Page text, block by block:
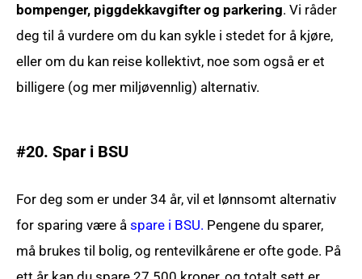
bompenger, piggdekkavgifter og parkering. Vi råder
deg til å vurdere om du kan sykle i stedet for å kjøre,
eller om du kan reise kollektivt, noe som også er et
billigere (og mer miljøvennlig) alternativ.
#20. Spar i BSU
For deg som er under 34 år, vil et lønnsomt alternativ
for sparing være åspare i BSU. Pengene du sparer,
må brukes til bolig, og rentevilkårene er ofte gode. På